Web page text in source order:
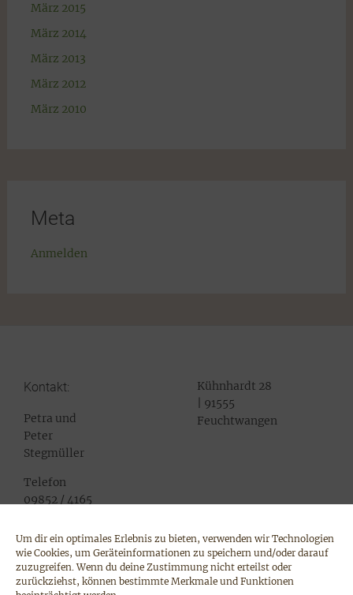
Um dir ein optimales Erlebnis zu bieten, verwenden wir Technologien
wie Cookies, um Geräteinformationen zu speichern und/oder darauf
zuzugreifen. Wenn du deine Zustimmung nicht erteilst oder
zurückziehst, können bestimmte Merkmale und Funktionen
März 2015
März 2014
März 2013
März 2012
März 2010
Meta
Anmelden
Kontakt:
Petra und
Peter
Stegmüller
Telefon
09852 / 4165
info@pferde-
unser-
leben.de
Kühnhardt 28
| 91555
Feuchtwangen
Impressum
Datenschutz